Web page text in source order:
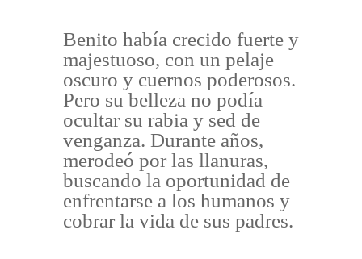
Benito había crecido fuerte y
majestuoso, con un pelaje
oscuro y cuernos poderosos.
Pero su belleza no podía
ocultar su rabia y sed de
venganza. Durante años,
merodeó por las llanuras,
buscando la oportunidad de
enfrentarse a los humanos y
cobrar la vida de sus padres.